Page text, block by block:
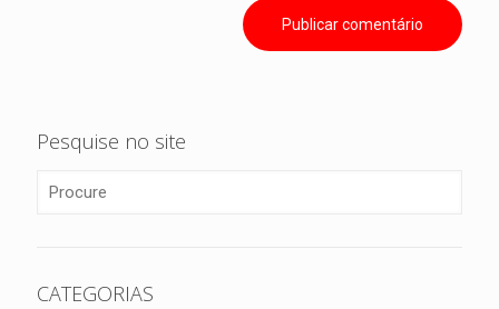
Pesquise no site
CATEGORIAS